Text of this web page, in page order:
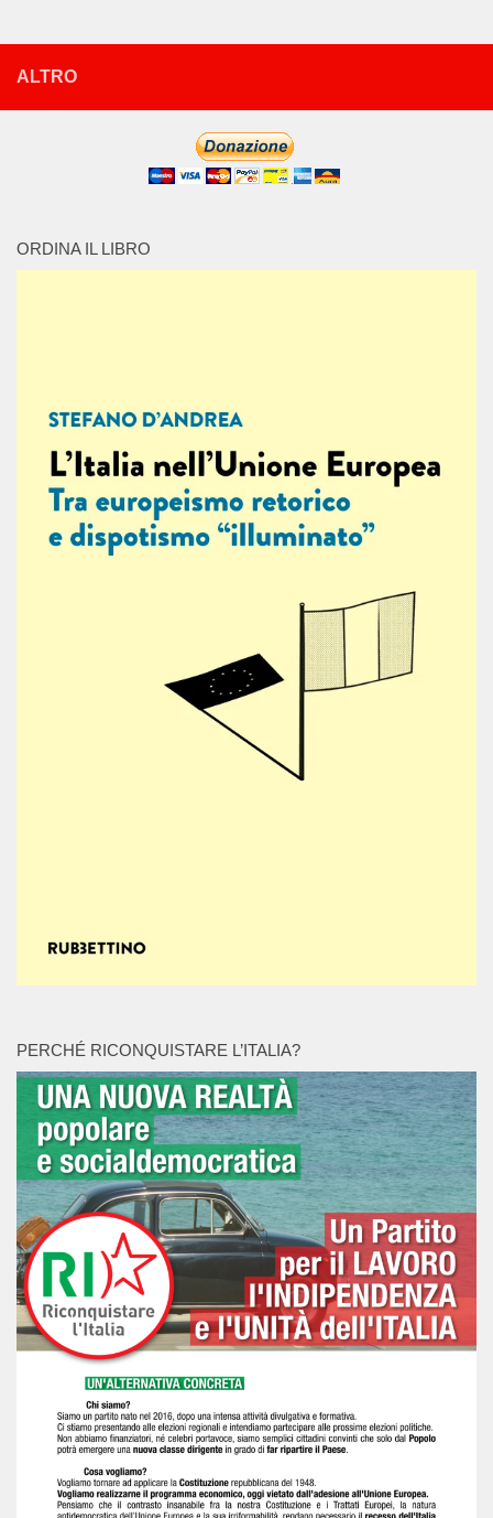
ALTRO
ORDINA IL LIBRO
PERCHÉ RICONQUISTARE L’ITALIA?